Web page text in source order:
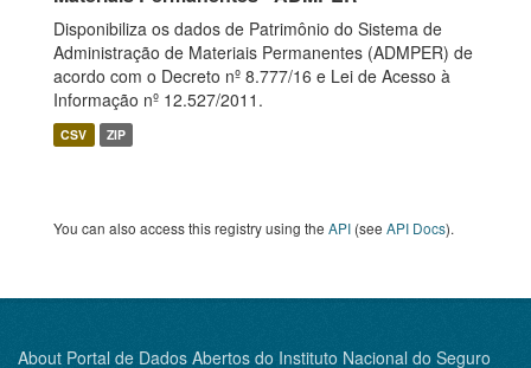
Disponibiliza os dados de Patrimônio do Sistema de
Administração de Materiais Permanentes (ADMPER) de
acordo com o Decreto nº 8.777/16 e Lei de Acesso à
Informação nº 12.527/2011.
CSV ZIP
You can also access this registry using the API (see API Docs).
About Portal de Dados Abertos do Instituto Nacional do Seguro